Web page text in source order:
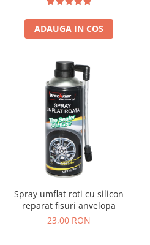
ADAUGA IN COS
Spray umflat roti cu silicon
reparat fisuri anvelopa
23,00 RON